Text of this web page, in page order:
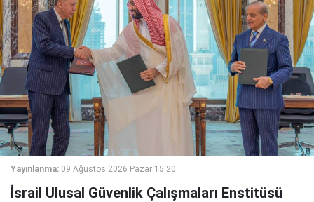
Yayınlanma: 09 Ağustos 2026 Pazar 15:20
İsrail Ulusal Güvenlik Çalışmaları Enstitüsü